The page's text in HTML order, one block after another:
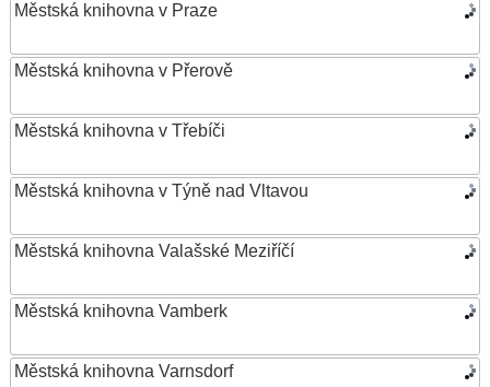
Městská knihovna v Praze
Městská knihovna v Přerově
Městská knihovna v Třebíči
Městská knihovna v Týně nad Vltavou
Městská knihovna Valašské Meziříčí
Městská knihovna Vamberk
Městská knihovna Varnsdorf